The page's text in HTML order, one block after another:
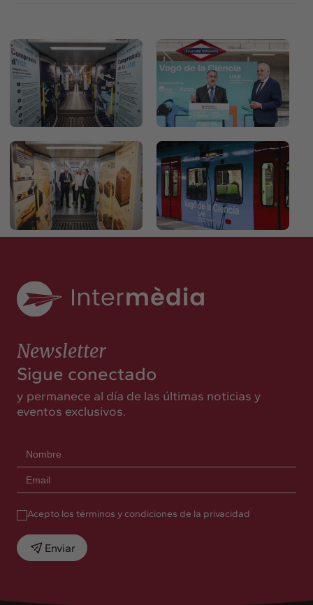
Newsletter
Sigue conectado
y permanece al día de las últimas noticias y
eventos exclusivos.
Acepto los términos y condiciones de la privacidad
Enviar